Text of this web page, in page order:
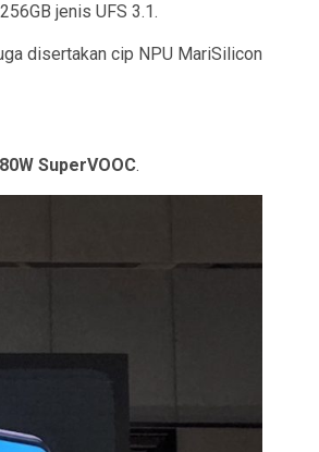
jenis UFS 3.1.
disertakan cip NPU MariSilicon
80W SuperVOOC.